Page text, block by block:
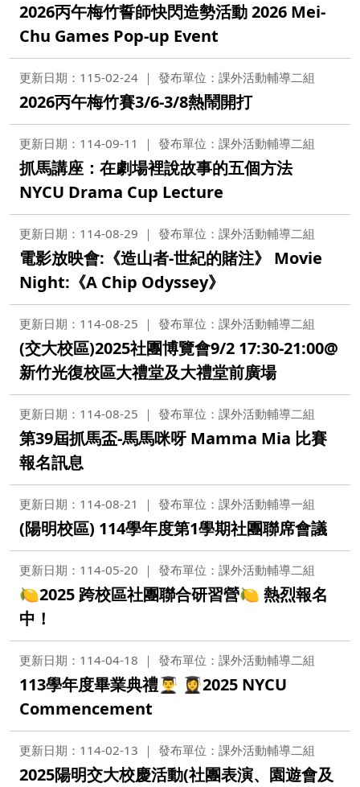
2026丙午梅竹誓師快閃造勢活動 2026 Mei-
Chu Games Pop-up Event
更新日期：115-02-24 發布單位：課外活動輔導二組
2026丙午梅竹賽3/6-3/8熱鬧開打
更新日期：114-09-11 發布單位：課外活動輔導二組
抓馬講座：在劇場裡說故事的五個方法
NYCU Drama Cup Lecture
更新日期：114-08-29 發布單位：課外活動輔導二組
電影放映會:《造山者-世紀的賭注》 Movie
Night:《A Chip Odyssey》
更新日期：114-08-25 發布單位：課外活動輔導二組
(交大校區)2025社團博覽會9/2 17:30-21:00@
新竹光復校區大禮堂及大禮堂前廣場
更新日期：114-08-25 發布單位：課外活動輔導二組
第39屆抓馬盃-馬馬咪呀 Mamma Mia 比賽
報名訊息
更新日期：114-08-21 發布單位：課外活動輔導一組
(陽明校區) 114學年度第1學期社團聯席會議
更新日期：114-05-20 發布單位：課外活動輔導二組
🍋2025 跨校區社團聯合研習營🍋 熱烈報名
中！
更新日期：114-04-18 發布單位：課外活動輔導二組
113學年度畢業典禮👨‍🎓 👩‍🎓2025 NYCU
Commencement
更新日期：114-02-13 發布單位：課外活動輔導二組
2025陽明交大校慶活動(社團表演、園遊會及